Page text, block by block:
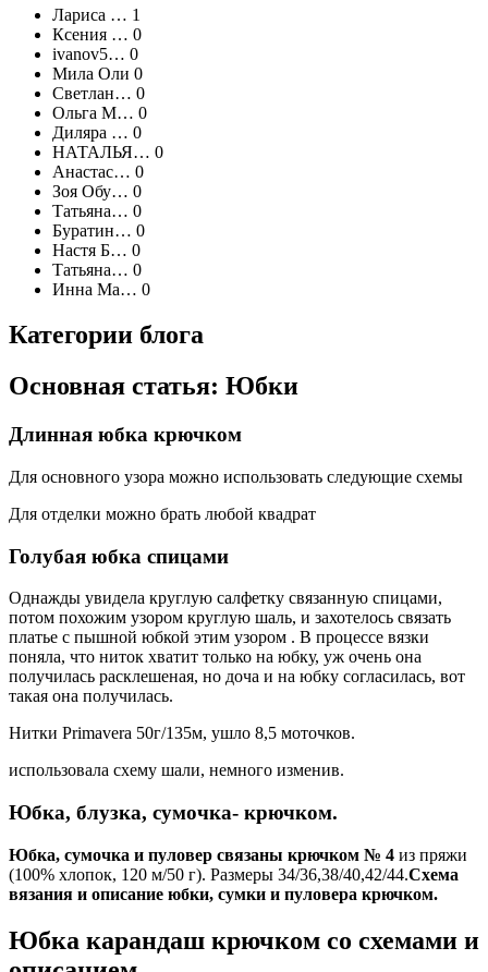
Лариса … 1
Ксения … 0
ivanov5… 0
Мила Оли 0
Светлан… 0
Ольга М… 0
Диляра … 0
НАТАЛЬЯ… 0
Анастас… 0
Зоя Обу… 0
Татьяна… 0
Буратин… 0
Настя Б… 0
Татьяна… 0
Инна Ма… 0
Категории блога
Основная статья: Юбки
Длинная юбка крючком
Для основного узора можно использовать следующие схемы
Для отделки можно брать любой квадрат
Голубая юбка спицами
Однажды увидела круглую салфетку связанную спицами,
потом похожим узором круглую шаль, и захотелось связать
платье с пышной юбкой этим узором . В процессе вязки
поняла, что ниток хватит только на юбку, уж очень она
получилась расклешеная, но доча и на юбку согласилась, вот
такая она получилась.
Нитки Primavera 50г/135м, ушло 8,5 моточков.
использовала схему шали, немного изменив.
Юбка, блузка, сумочка- крючком.
Юбка, сумочка и пуловер связаны крючком № 4 из пряжи
(100% хлопок, 120 м/50 г). Размеры 34/36,38/40,42/44.Схема
вязания и описание юбки, сумки и пуловера крючком.
Юбка карандаш крючком со схемами и